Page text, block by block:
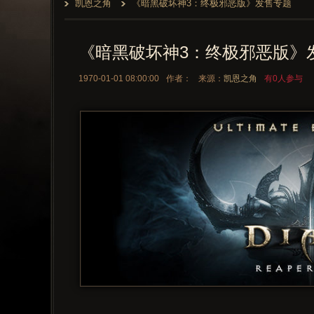
凯恩之角 《暗黑破坏神3：终极邪恶版》发售专题
《暗黑破坏神3：终极邪恶版》
1970-01-01 08:00:00 作者： 来源： 凯恩之角 有0人参与